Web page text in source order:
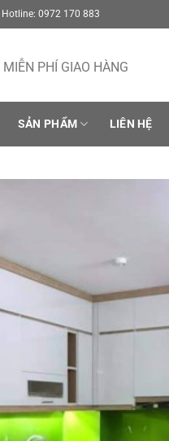
Hotline: 0972 170 883
MIỄN PHÍ GIAO HÀNG
SẢN PHẨM LIÊN HỆ